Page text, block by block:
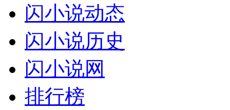
闪小说动态
闪小说历史
闪小说网
排行榜